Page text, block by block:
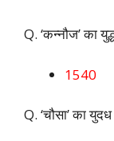
Q. ‘कन्नौज’ का
1540
Q. ‘चौसा’ का